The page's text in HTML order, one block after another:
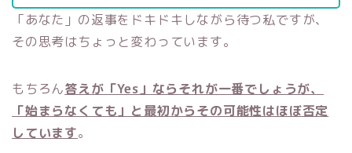
「あなた」の返事をドキドキしながら待つ私ですが、
その思考はちょっと変わっています。
もちろん答えが「Yes」ならそれが一番でしょうが、
「始まらなくても」と最初からその可能性はほぼ否定
しています。